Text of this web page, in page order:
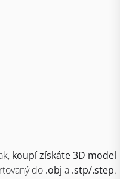
koupí získáte 3D model
do .obj a .stp/.step.